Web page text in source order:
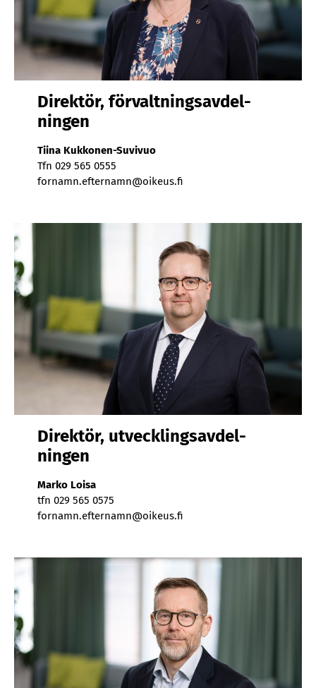
Di­rek­tör, för­valt­nings­av­del­
ning­en
Tii­na Kuk­ko­nen-Su­vi­vuo
Tfn 029 565 0555
for­namn.ef­ter­namn@oi­keus.fi
Di­rek­tör, ut­veck­lings­av­del­
ning­en
Mar­ko Loi­sa
tfn 029 565 0575
for­namn.ef­ter­namn@oi­keus.fi